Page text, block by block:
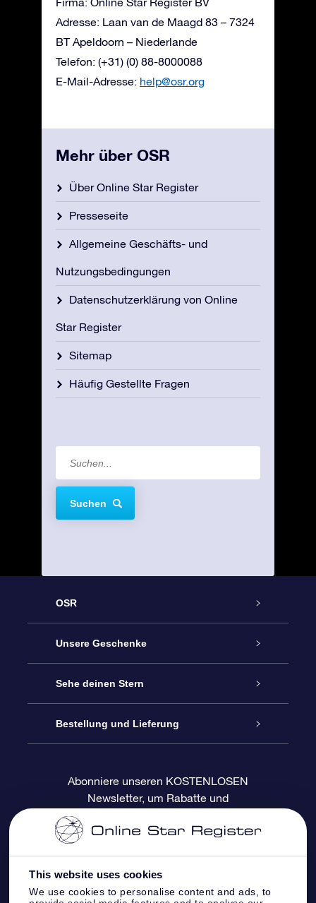
This website uses cookies
We use cookies to personalise content and ads, to
Adresse: Laan van de Maagd 83 – 7324
BT Apeldoorn – Niederlande
Telefon: (+31) (0) 88-8000088
E-Mail-Adresse: help@osr.org
Mehr über OSR
Über Online Star Register
Presseseite
Allgemeine Geschäfts- und
Nutzungsbedingungen
Datenschutzerklärung von Online
Star Register
Sitemap
Häufig Gestellte Fragen
Suchen
OSR
Service
Kontakt
Blog
Bewertungen
Unsere Geschenke
Sterne schenken
OSR-Geschenkpaket
OSR-Geschenkgutschein
Firmengeschenke
Sehe deinen Stern
Sternregister
Personalisierte Sternseite
One Million Stars
OSR-Starsaver
Bestellung und Lieferung
Zahlungsinformationen
Versandinformationen
Rückgaberecht
Abonniere unseren KOSTENLOSEN
Newsletter, um Rabatte und